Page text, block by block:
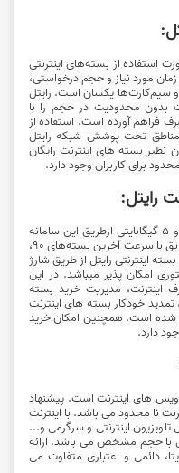
استفاده از بسته‌های اینترنتی
مورد نیاز و حجم درخواستی،
سیم‌کارت‌ها یکسان است. رایتل
بدون محدودیت در حجم را با
فراهم آورده است. استفاده از
مناطق تحت پوشش شبکه رایتل
نظیر بسته های اینترنت رایگان
برای کاربران وجود دارد.
رایتل:
برای دریافت بسته های اینترنت رایگان 1، 2 و 5 گیگابایتی ازطریق این سامانه
می توانید اقدام نمائید. سرعت بسته ها مطابق با سرعت آخرین بسته‌های 90،
بسته اینترنتی رایتل از طریق شارژ
امکان پذیر میباشد. در این
اینترنت، مدیریت خرید بسته
تمدید خودکار بسته های اینترنت
شده است. همچنین امکان خرید
دارد.
های اینترنت است. پیشنهاد
نا محدود می باشد. با اینترنت
تلویزیون اینترنتی و سرگرمی و...
با حجم مشخص می باشد. ارائه
دائمی و اعتباری متفاوت می